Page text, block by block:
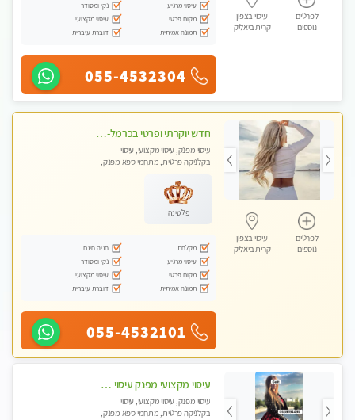
לפרטים
נוספים
עיסוי בצפון
קרית ביאליק
עיסוי מרגיע
נקי ומסודר
מקום פרטי
עיסוי מקצועי
תמונה אמיתית
דוברת עיברית
055-4532304
לפרטים
נוספים
עיסוי בצפון
קרית ביאליק
חדש יוקרתי ופרטי בכרמל-חיפה פנקו את עצמכם ברוגע פינוק וחוויה בלתי נשכחת ללא מין !!
עיסוי מפנק, עיסוי מקצועי, עיסוי
בקלניקה פרטית, מתחמי ספא מפנק,
פלטינה
מקלחת
חניה חינם
עיסוי מרגיע
נקי ומסודר
מקום פרטי
עיסוי מקצועי
תמונה אמיתית
דוברת עיברית
055-4532101
עיסוי מקצועי מפנק עיסוי עם אבנים חמות. מעסה עם תעודות. טיפול מרגיע משוחרר באווירה נעימה נקיה ומסודרת. יש חניה ומקלחת
עיסוי מפנק, עיסוי מקצועי, עיסוי
בקלניקה פרטית, מתחמי ספא מפנק,